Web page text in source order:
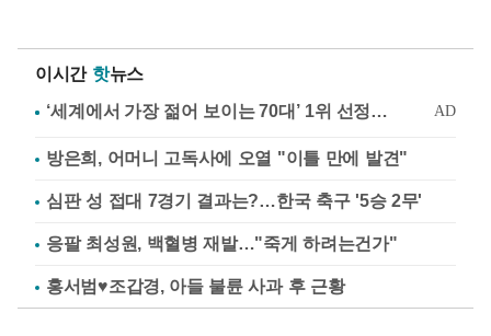
이시간 핫뉴스
방은희, 어머니 고독사에 오열 "이틀 만에 발견"
심판 성 접대 7경기 결과는?…한국 축구 '5승 2무'
응팔 최성원, 백혈병 재발…"죽게 하려는건가"
홍서범♥조갑경, 아들 불륜 사과 후 근황